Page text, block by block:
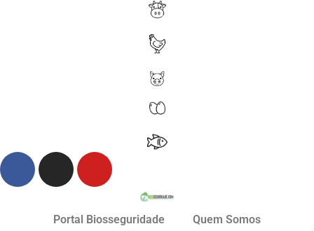
Portal Biosseguridade Quem Somos